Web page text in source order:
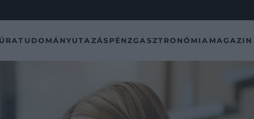
TUDOMÁNYUTAZÁSPÉNZGASZTRONÓMIA MAGAZIN